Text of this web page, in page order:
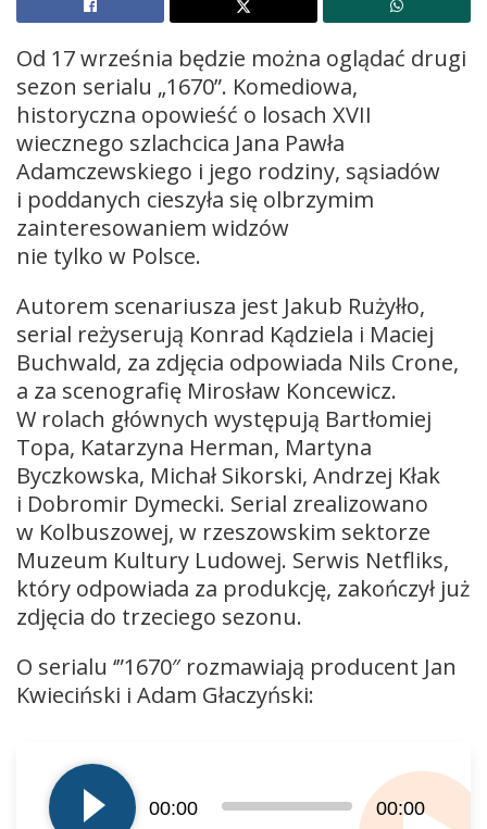
Od 17 września będzie można oglądać drugi
sezon serialu „1670”. Komediowa,
historyczna opowieść o losach XVII
wiecznego szlachcica Jana Pawła
Adamczewskiego i jego rodziny, sąsiadów
i poddanych cieszyła się olbrzymim
zainteresowaniem widzów
nie tylko w Polsce.
Autorem scenariusza jest Jakub Rużyłło,
serial reżyserują Konrad Kądziela i Maciej
Buchwald, za zdjęcia odpowiada Nils Crone,
a za scenografię Mirosław Koncewicz.
W rolach głównych występują Bartłomiej
Topa, Katarzyna Herman, Martyna
Byczkowska, Michał Sikorski, Andrzej Kłak
i Dobromir Dymecki. Serial zrealizowano
w Kolbuszowej, w rzeszowskim sektorze
Muzeum Kultury Ludowej. Serwis Netfliks,
który odpowiada za produkcję, zakończył już
zdjęcia do trzeciego sezonu.
O serialu ‘”1670″ rozmawiają producent Jan
Kwieciński i Adam Głaczyński:
plików
dźwiękowych
00:00 00:00